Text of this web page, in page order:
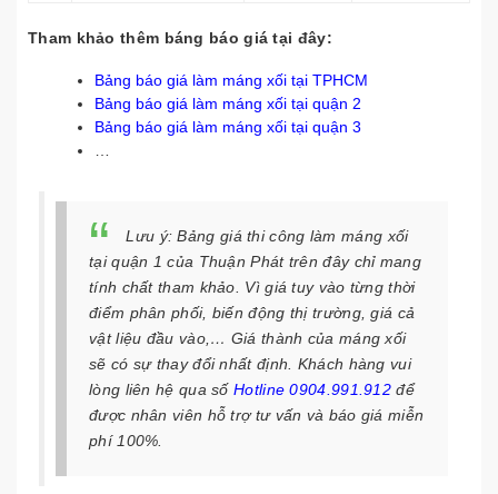
Tham khảo thêm báng báo giá tại đây:
Bảng báo giá làm máng xối tại TPHCM
Bảng báo giá làm máng xối tại quận 2
Bảng báo giá làm máng xối tại quận 3
Lưu ý: Bảng giá thi công làm máng xối
tại quận 1 của Thuận Phát trên đây chỉ mang
tính chất tham khảo. Vì giá tuy vào từng thời
điểm phân phối, biến động thị trường, giá cả
vật liệu đầu vào,… Giá thành của máng xối
sẽ có sự thay đổi nhất định. Khách hàng vui
lòng liên hệ qua sốHotline 0904.991.912 để
được nhân viên hỗ trợ tư vấn và báo giá miễn
phí 100%.